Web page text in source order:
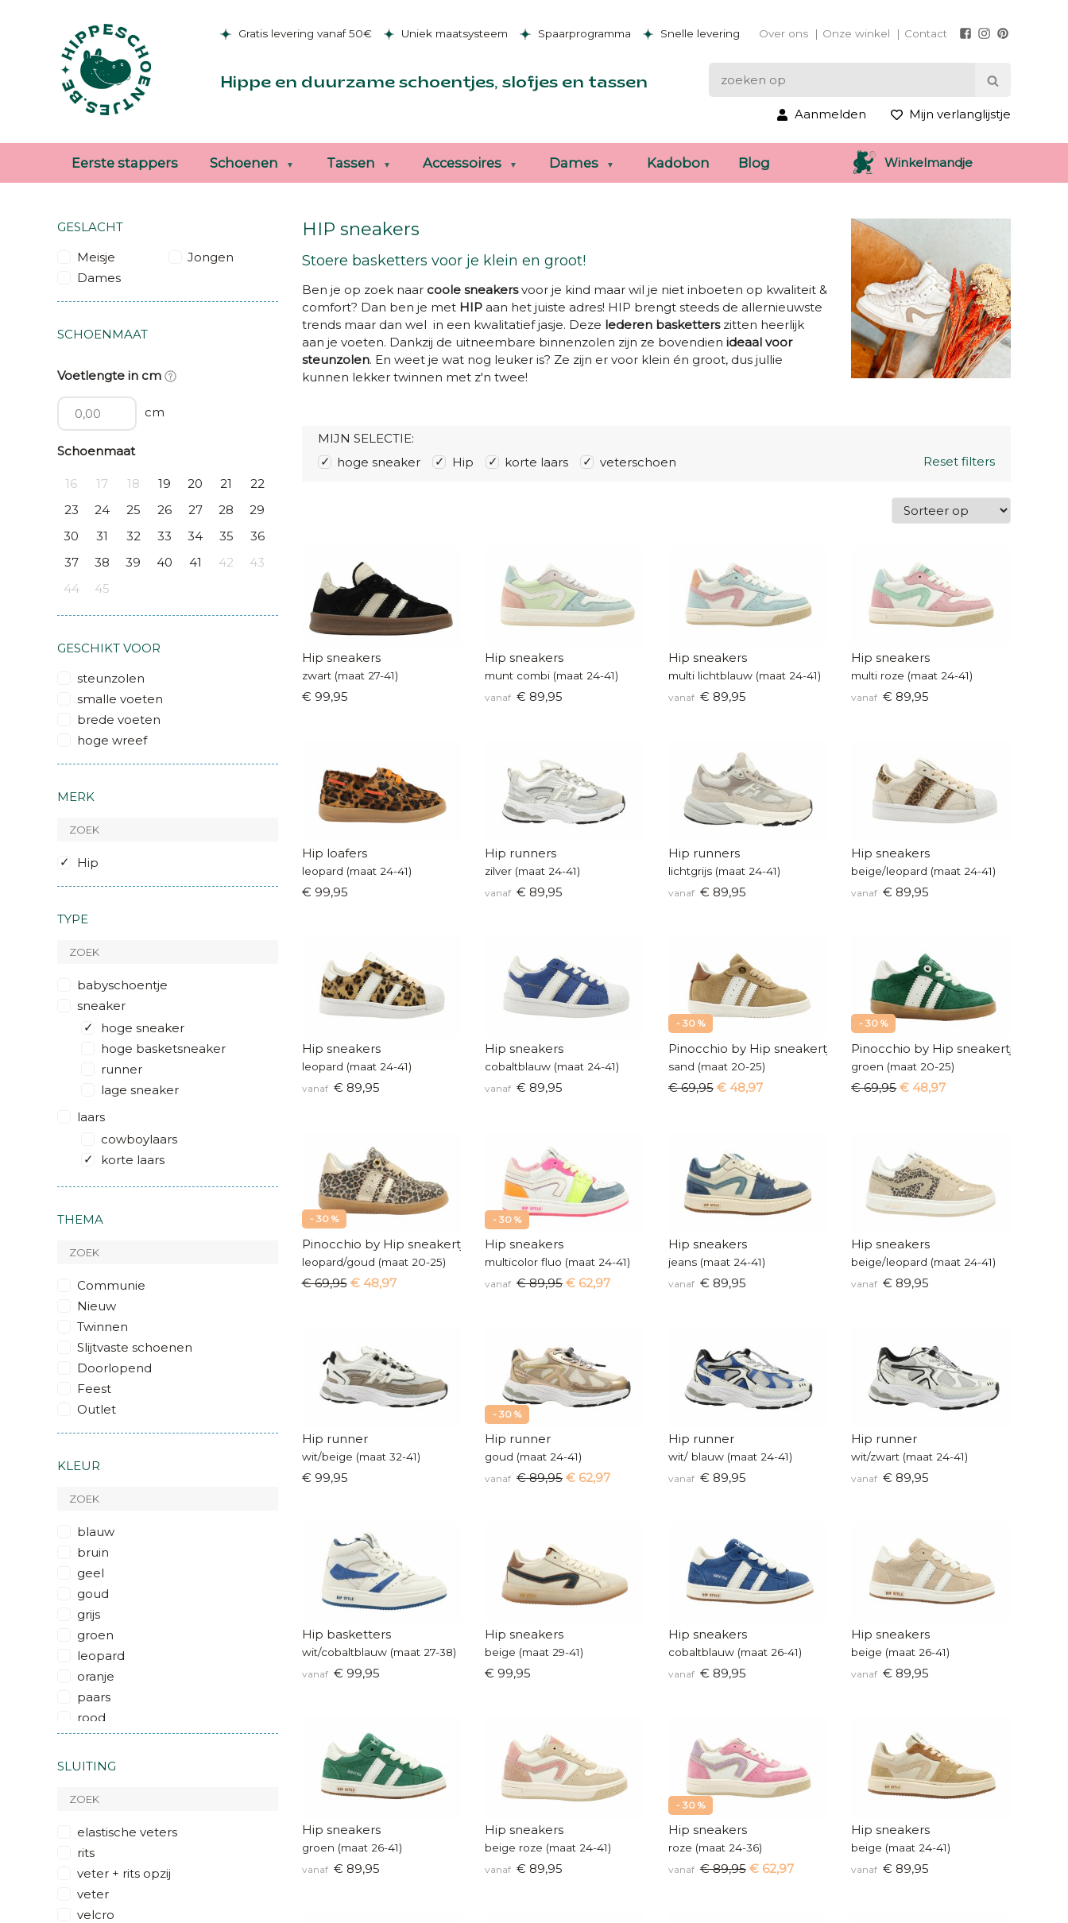
Gratis levering vanaf 50€ Uniek maatsysteem Spaarprogramma Snelle levering Over ons Onze winkel Contact
Hippe en duurzame schoentjes, slofjes en tassen
Aanmelden Mijn verlanglijstje
Eerste stappers Schoenen Tassen Accessoires Dames Kadobon Blog Winkelmandje
GESLACHT
Meisje
Jongen
Dames
SCHOENMAAT
Voetlengte in cm
cm
Schoenmaat
16 17 18 19 20 21
22
23
24 25 26 27 28
29
30
31 32 33 34 35
36
37
38 39 40 41 42
43
44
45
GESCHIKT VOOR
steunzolen
smalle voeten
brede voeten
hoge wreef
MERK
Hip
TYPE
babyschoentje
sneaker
hoge sneaker
hoge basketsneaker
runner
lage sneaker
laars
cowboylaars
korte laars
velcroschoen
warm gevoerd
THEMA
Communie
Nieuw
Twinnen
Slijtvaste schoenen
Doorlopend
Feest
Outlet
KLEUR
blauw
bruin
geel
goud
grijs
groen
leopard
oranje
paars
rood
roze
wit
zwart
metallic
SLUITING
elastische veters
rits
veter + rits opzij
veter
velcro
HIP sneakers
Stoere basketters voor je klein en groot!
Ben je op zoek naar coole sneakersvoor je kind maar wil je niet inboeten op kwaliteit &
comfort? Dan ben je met HIP aan het juiste adres! HIP brengt steeds de allernieuwste
trends maar dan wel in een kwalitatief jasje. Deze lederen basketterszitten heerlijk
aan je voeten. Dankzij de uitneembare binnenzolen zijn ze bovendien ideaal voor
steunzolen. En weet je wat nog leuker is? Ze zijn er voor klein én groot, dus jullie
kunnen lekker twinnen met z'n twee!
MIJN SELECTIE:
hoge sneaker
Hip korte laars veterschoen Reset filters
Hip sneakers
zwart (maat 27-41)
€ 99,95
Hip sneakers
munt combi (maat 24-41)
vanaf € 89,95
Hip sneakers
multi lichtblauw (maat 24-41)
vanaf € 89,95
Hip sneakers
multi roze (maat 24-41)
vanaf € 89,95
Hip loafers
leopard (maat 24-41)
€ 99,95
Hip runners
zilver (maat 24-41)
vanaf € 89,95
Hip runners
lichtgrijs (maat 24-41)
vanaf € 89,95
Hip sneakers
beige/leopard (maat 24-41)
vanaf € 89,95
Hip sneakers
leopard (maat 24-41)
vanaf € 89,95
Hip sneakers
cobaltblauw (maat 24-41)
vanaf € 89,95
- 30 %
Pinocchio by Hip sneakertjes
sand (maat 20-25)
€ 69,95 € 48,97
- 30 %
Pinocchio by Hip sneakertjes
groen (maat 20-25)
€ 69,95 € 48,97
- 30 %
Pinocchio by Hip sneakertjes
leopard/goud (maat 20-25)
€ 69,95 € 48,97
- 30 %
Hip sneakers
multicolor fluo (maat 24-41)
vanaf € 89,95 € 62,97
Hip sneakers
jeans (maat 24-41)
vanaf € 89,95
Hip sneakers
beige/leopard (maat 24-41)
vanaf € 89,95
Hip runner
wit/beige (maat 32-41)
€ 99,95
- 30 %
Hip runner
goud (maat 24-41)
vanaf € 89,95 € 62,97
Hip runner
wit/ blauw (maat 24-41)
vanaf € 89,95
Hip runner
wit/zwart (maat 24-41)
vanaf € 89,95
Hip basketters
wit/cobaltblauw (maat 27-38)
vanaf € 99,95
Hip sneakers
beige (maat 29-41)
€ 99,95
Hip sneakers
cobaltblauw (maat 26-41)
vanaf € 89,95
Hip sneakers
beige (maat 26-41)
vanaf € 89,95
Hip sneakers
groen (maat 26-41)
vanaf € 89,95
Hip sneakers
beige roze (maat 24-41)
vanaf € 89,95
- 30 %
Hip sneakers
roze (maat 24-36)
vanaf € 89,95 € 62,97
Hip sneakers
beige (maat 24-41)
vanaf € 89,95